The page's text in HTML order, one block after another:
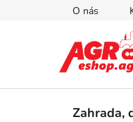
O nás
Zahrada,